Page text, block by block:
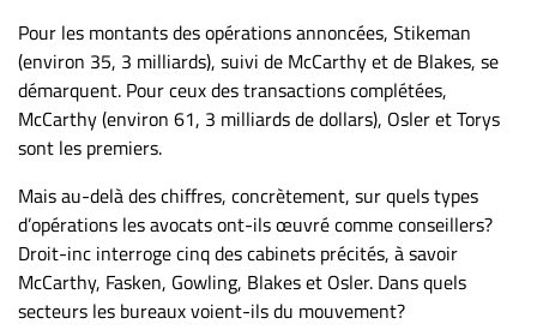
confidentialité
Pour les montants des opérations annoncées, Stikeman
(environ 35, 3 milliards), suivi de McCarthy et de Blakes, se
démarquent. Pour ceux des transactions complétées,
McCarthy (environ 61, 3 milliards de dollars), Osler et Torys
sont les premiers.
Mais au-delà des chiffres, concrètement, sur quels types
d’opérations les avocats ont-ils œuvré comme conseillers?
Droit-inc interroge cinq des cabinets précités, à savoir
McCarthy, Fasken, Gowling, Blakes et Osler. Dans quels
secteurs les bureaux voient-ils du mouvement?